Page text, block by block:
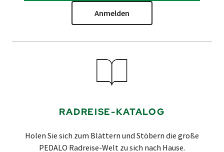
Anmelden
RADREISE-KATALOG
Holen Sie sich zum Blättern und Stöbern die große
PEDALO Radreise-Welt zu sich nach Hause.